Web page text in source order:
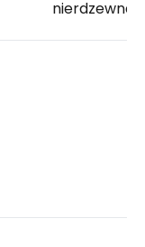
nierdzewna,